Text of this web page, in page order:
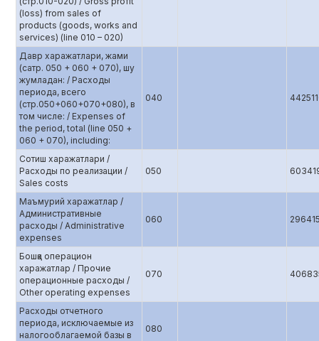
(loss) from sales of
products (goods, works and
services) (line 010 – 020)
Давр харажатлари, жами
(сатр. 050 + 060 + 070), шу
жумладан: / Расходы
периода, всего
(стр.050+060+070+080), в
том числе: / Expenses of
the period, total (line 050 +
060 + 070), including:
040
Сотиш харажатлари /
Расходы по реализации /
Sales costs
050
Маъмурий харажатлар /
Административные
расходы / Administrative
expenses
060
Бошқа операцион
харажатлар / Прочие
операционные расходы /
Other operating expenses
070
Расходы отчетного
периода, исключаемые из
налогооблагаемой базы в
080